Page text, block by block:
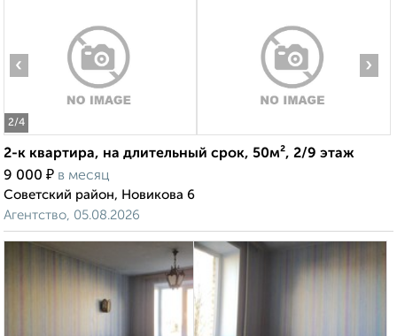
2/4
‹ ›
2-к квартира, на длительный срок, 50м², 2/9 этаж
9 000 ₽ в месяц
Советский район, Новикова 6
Агентство, 05.08.2026